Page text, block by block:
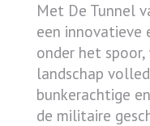
Met De Tunnel
een innovatieve
onder het
landschap
bunkerachtige
de militaire